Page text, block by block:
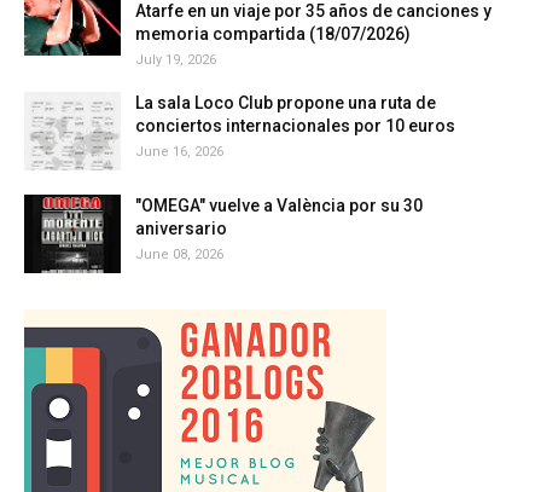
Atarfe en un viaje por 35 años de canciones y
memoria compartida (18/07/2026)
July 19, 2026
La sala Loco Club propone una ruta de
conciertos internacionales por 10 euros
June 16, 2026
"OMEGA" vuelve a València por su 30
aniversario
June 08, 2026